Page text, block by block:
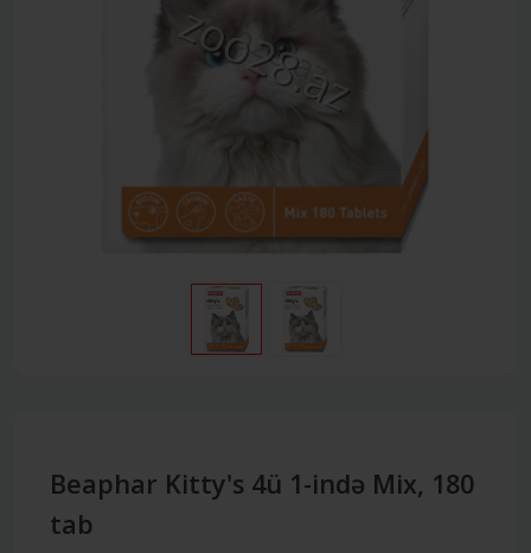
Beaphar Kitty's 4ü 1-ində Mix, 180
tab